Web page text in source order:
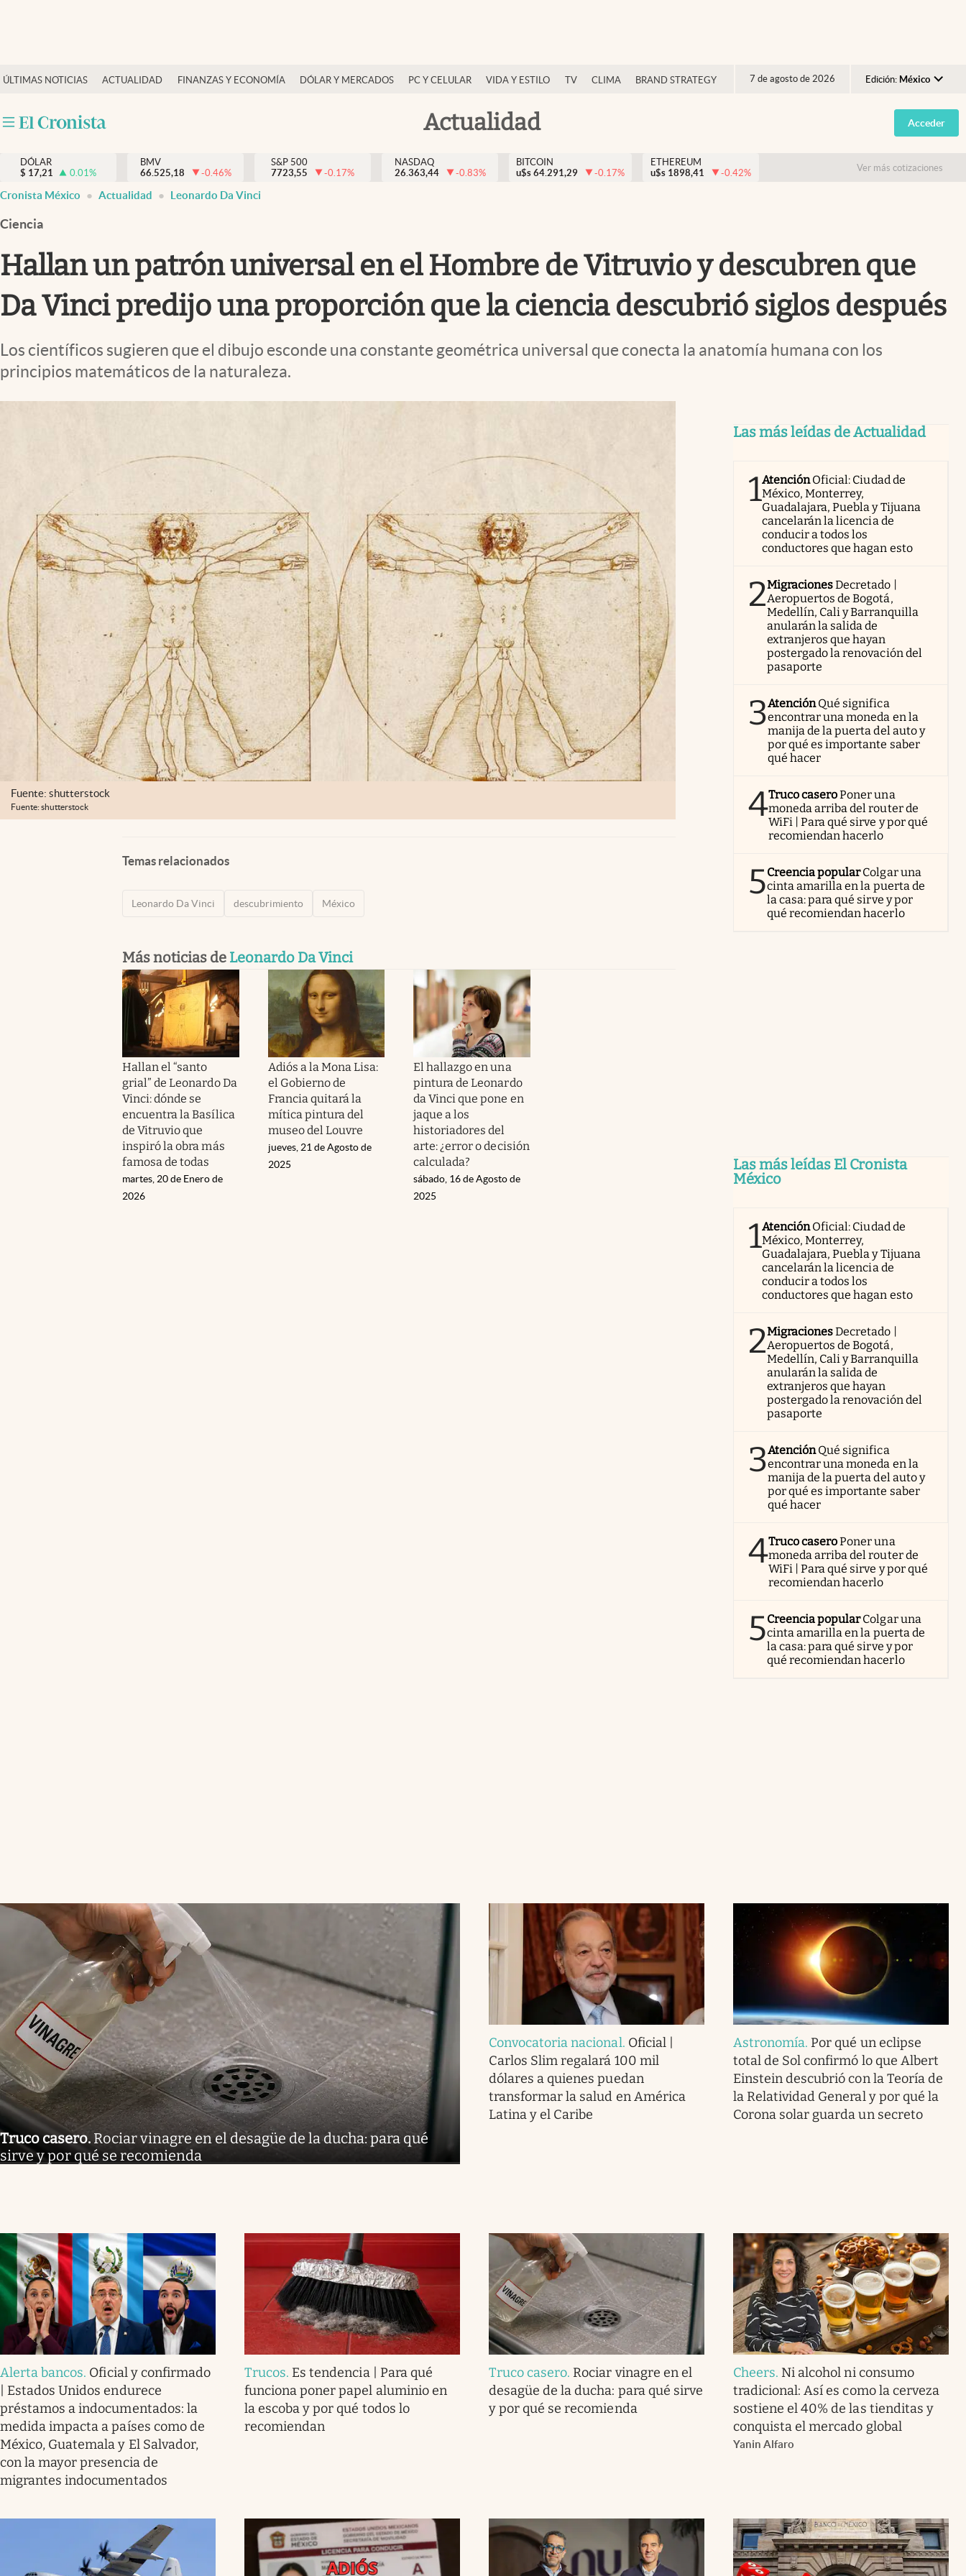
ÚLTIMAS NOTICIAS ACTUALIDAD FINANZAS Y ECONOMÍA DÓLAR Y MERCADOS PC Y CELULAR VIDA Y ESTILO TV CLIMA BRAND STRATEGY 7 de agosto de 2026 Edición: México
Argentina
España
USA
Actualidad
Actualidad
Internacionales
Opinión
Brand Strategy
Vida y estilo
Espiritualidad
Acceder
DÓLAR
$ 17,21 0.01%
BMV
66.525,18
-0.46%
S&P 500
7723,55
-0.17%
NASDAQ
26.363,44
-0.83%
BITCOIN
u$s 64.291,29 -0.17%
ETHEREUM
u$s 1898,41 -0.42% Ver más cotizaciones
Cronista México Actualidad Leonardo Da Vinci
Ciencia
Hallan un patrón universal en el Hombre de Vitruvio y descubren que
Da Vinci predijo una proporción que la ciencia descubrió siglos después
Los científicos sugieren que el dibujo esconde una constante geométrica universal que conecta la anatomía humana con los
principios matemáticos de la naturaleza.
Fuente: shutterstock
Fuente: shutterstock
Temas relacionados
Leonardo Da Vinci descubrimiento México
Más noticias de Leonardo Da Vinci
Hallan el “santo
grial” de Leonardo Da
Vinci: dónde se
encuentra la Basílica
de Vitruvio que
inspiró la obra más
famosa de todas
martes, 20 de Enero de
2026
Adiós a la Mona Lisa:
el Gobierno de
Francia quitará la
mítica pintura del
museo del Louvre
jueves, 21 de Agosto de
2025
El hallazgo en una
pintura de Leonardo
da Vinci que pone en
jaque a los
historiadores del
arte: ¿error o decisión
calculada?
sábado, 16 de Agosto de
2025
Las más leídas de Actualidad
1AtenciónOficial: Ciudad de
México, Monterrey,
Guadalajara, Puebla y Tijuana
cancelarán la licencia de
conducir a todos los
conductores que hagan esto
2MigracionesDecretado |
Aeropuertos de Bogotá,
Medellín, Cali y Barranquilla
anularán la salida de
extranjeros que hayan
postergado la renovación del
pasaporte
3AtenciónQué significa
encontrar una moneda en la
manija de la puerta del auto y
por qué es importante saber
qué hacer
4Truco caseroPoner una
moneda arriba del router de
WiFi | Para qué sirve y por qué
recomiendan hacerlo
5Creencia popularColgar una
cinta amarilla en la puerta de
la casa: para qué sirve y por
qué recomiendan hacerlo
Las más leídas El Cronista
México
1AtenciónOficial: Ciudad de
México, Monterrey,
Guadalajara, Puebla y Tijuana
cancelarán la licencia de
conducir a todos los
conductores que hagan esto
2MigracionesDecretado |
Aeropuertos de Bogotá,
Medellín, Cali y Barranquilla
anularán la salida de
extranjeros que hayan
postergado la renovación del
pasaporte
3AtenciónQué significa
encontrar una moneda en la
manija de la puerta del auto y
por qué es importante saber
qué hacer
4Truco caseroPoner una
moneda arriba del router de
WiFi | Para qué sirve y por qué
recomiendan hacerlo
5Creencia popularColgar una
cinta amarilla en la puerta de
la casa: para qué sirve y por
qué recomiendan hacerlo
Truco casero. Rociar vinagre en el desagüe de la ducha: para qué
sirve y por qué se recomienda
Convocatoria nacional. Oficial |
Carlos Slim regalará 100 mil
dólares a quienes puedan
transformar la salud en América
Latina y el Caribe
Astronomía. Por qué un eclipse
total de Sol confirmó lo que Albert
Einstein descubrió con la Teoría de
la Relatividad General y por qué la
Corona solar guarda un secreto
Alerta bancos. Oficial y confirmado
| Estados Unidos endurece
préstamos a indocumentados: la
medida impacta a países como de
México, Guatemala y El Salvador,
con la mayor presencia de
migrantes indocumentados
Trucos. Es tendencia | Para qué
funciona poner papel aluminio en
la escoba y por qué todos lo
recomiendan
Truco casero. Rociar vinagre en el
desagüe de la ducha: para qué sirve
y por qué se recomienda
Cheers. Ni alcohol ni consumo
tradicional: Así es como la cerveza
sostiene el 40% de las tienditas y
conquista el mercado global
Yanin Alfaro